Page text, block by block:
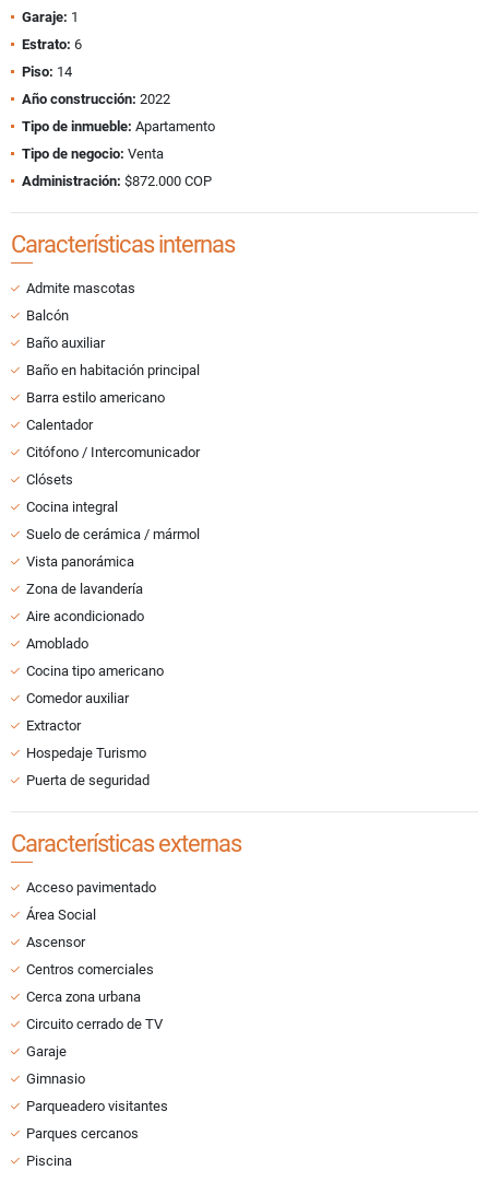
Garaje: 1
Estrato: 6
Piso: 14
Año construcción: 2022
Tipo de inmueble: Apartamento
Tipo de negocio: Venta
Administración: $872.000 COP
Características internas
Admite mascotas
Balcón
Baño auxiliar
Baño en habitación principal
Barra estilo americano
Calentador
Citófono / Intercomunicador
Clósets
Cocina integral
Suelo de cerámica / mármol
Vista panorámica
Zona de lavandería
Aire acondicionado
Amoblado
Cocina tipo americano
Comedor auxiliar
Extractor
Hospedaje Turismo
Puerta de seguridad
Características externas
Acceso pavimentado
Área Social
Ascensor
Centros comerciales
Cerca zona urbana
Circuito cerrado de TV
Garaje
Gimnasio
Parqueadero visitantes
Parques cercanos
Piscina